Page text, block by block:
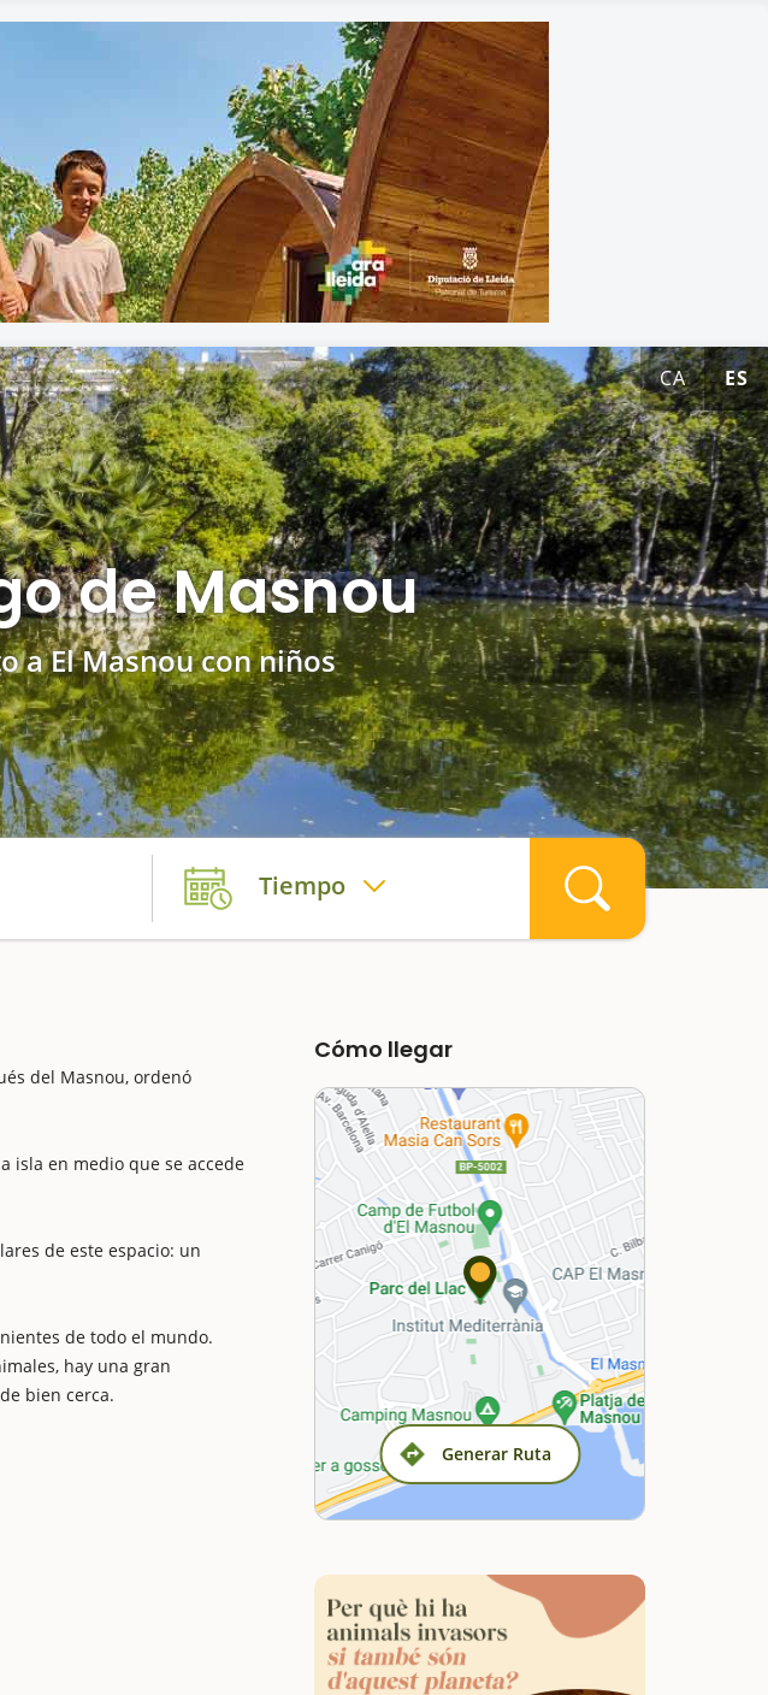
CA ES
de Masnou
a El Masnou con niños
Tiempo
del Masnou, ordenó
isla en medio que se accede
de este espacio: un
de todo el mundo.
hay una gran
bien cerca.
Cómo llegar
Generar Ruta